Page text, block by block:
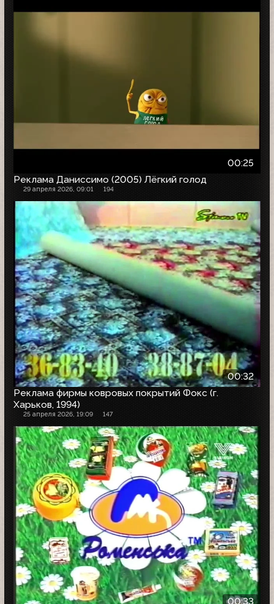
00:25
Реклама Даниссимо (2005) Лёгкий голод
29 апреля 2026, 09:01 194
00:32
Реклама фирмы ковровых покрытий Фокс (г.
Харьков, 1994)
25 апреля 2026, 19:09 147
00:33